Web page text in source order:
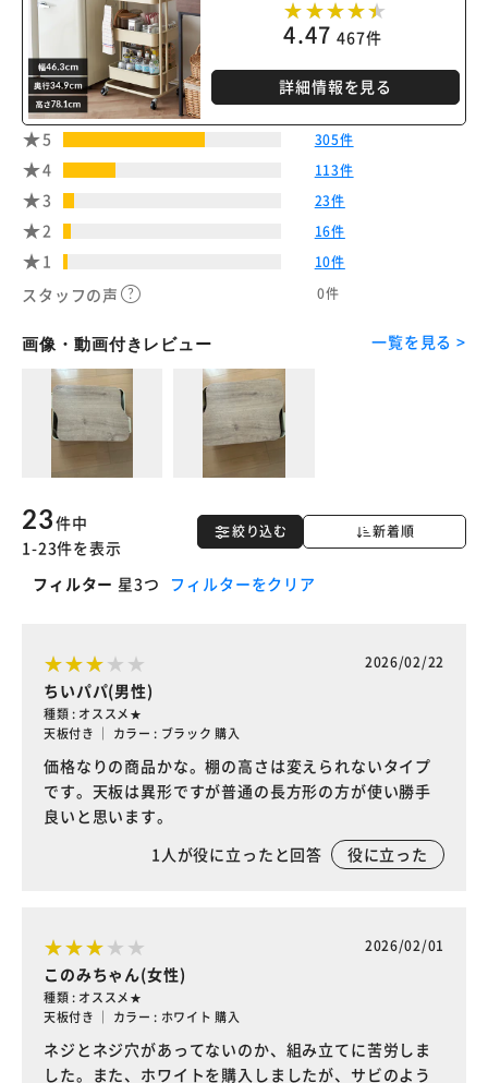
4.47 467件
詳細情報を見る
5 305件
4 113件
3 23件
2 16件
1 10件
スタッフの声 0件
画像・動画付きレビュー 一覧を見る >
絞り込む 新着順
23件中
1-23件を表示
フィルター 星3つ フィルターをクリア
2026/02/22
ちいパパ(男性)
種類 : オススメ★
天板付き ｜ カラー : ブラック 購入
価格なりの商品かな。棚の高さは変えられないタイプ
です。天板は異形ですが普通の長方形の方が使い勝手
良いと思います。
1人が役に立ったと回答 役に立った
2026/02/01
このみちゃん(女性)
種類 : オススメ★
天板付き ｜ カラー : ホワイト 購入
ネジとネジ穴があってないのか、組み立てに苦労しま
した。また、ホワイトを購入しましたが、サビのよう
※ご確認ください
カートに入れる 購入手続きへ